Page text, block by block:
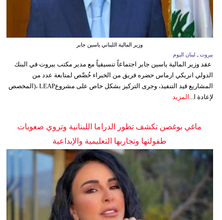
وزير المالية اللبناني ياسين جابر
بيروت ـ لبنان اليوم
عقد وزير المالية ياسين جابر اجتماعاً تنسيقياً مع مدير مكتب بيروت في البنك
الدولي انريكي ارماس حضره فريق من الخبراء خُصِّص لمتابعة عدد من
المشاريع قيد التنفيذ، وجرى التركيز بشكل خاص على مشروعLEAP ،(المخصص
لإعادة ا...
المزيد
ماغي بوغصن تكشف تطور الدراما اللبنانية وتروي صعوبات
طفولتها وتجاربها التعليمية والإبداعية